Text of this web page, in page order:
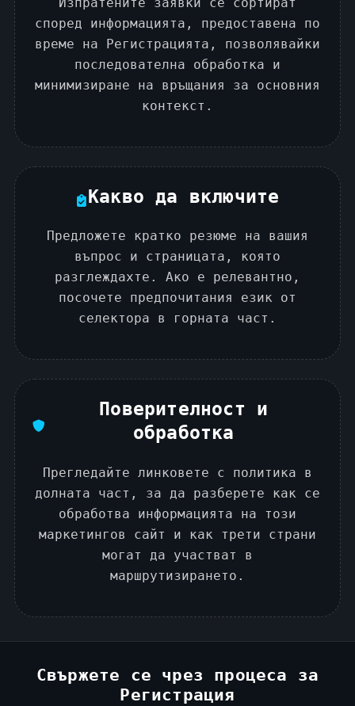
според информацията, предоставена по
време на Регистрацията, позволявайки
последователна обработка и
минимизиране на връщания за основния
контекст.
Какво да включите
Предложете кратко резюме на вашия
въпрос и страницата, която
разглеждахте. Ако е релевантно,
посочете предпочитания език от
селектора в горната част.
Поверителност и
обработка
Прегледайте линковете с политика в
долната част, за да разберете как се
обработва информацията на този
маркетингов сайт и как трети страни
могат да участват в
маршрутизирането.
Свържете се чрез процеса за
Регистрация